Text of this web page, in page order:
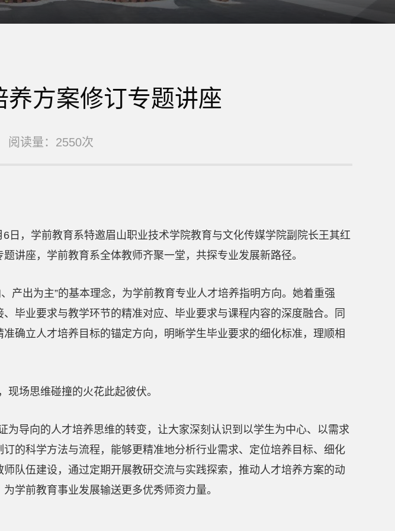
方案修订专题讲座
阅读量：2550次
6日，学前教育系特邀眉山职业技术学院教育与文化传媒学院副院长王其红
讲座，学前教育系全体教师齐聚一堂，共探专业发展新路径。
产出为主”的基本理念，为学前教育专业人才培养指明方向。她着重强
毕业要求与教学环节的精准对应、毕业要求与课程内容的深度融合。同
确立人才培养目标的锚定方向，明晰学生毕业要求的细化标准，理顺相
场思维碰撞的火花此起彼伏。
导向的人才培养思维的转变，让大家深刻认识到以学生为中心、以需求
的科学方法与流程，能够更精准地分析行业需求、定位培养目标、细化
队伍建设，通过定期开展教研交流与实践探索，推动人才培养方案的动
学前教育事业发展输送更多优秀师资力量。